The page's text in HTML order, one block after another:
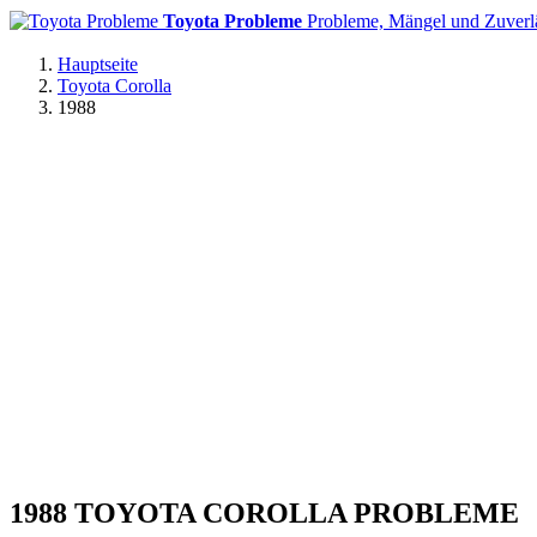
Toyota Probleme Probleme, Mängel und
Hauptseite
Toyota Corolla
1988
1988 TOYOTA COROLLA PROBLEME